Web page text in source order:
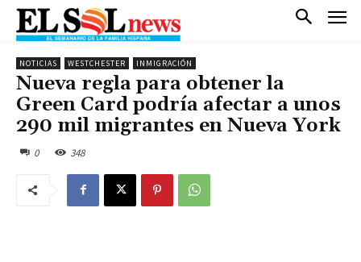
NOTICIAS WESTCHESTER INMIGRACIÓN
Nueva regla para obtener la
Green Card podría afectar a unos
290 mil migrantes en Nueva York
0 348